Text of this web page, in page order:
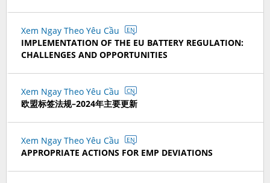
Xem Ngay Theo Yêu Cầu EN
IMPLEMENTATION OF THE EU BATTERY REGULATION:
CHALLENGES AND OPPORTUNITIES
Xem Ngay Theo Yêu Cầu CN
欧盟标签法规–2024年主要更新
Xem Ngay Theo Yêu Cầu EN
APPROPRIATE ACTIONS FOR EMP DEVIATIONS